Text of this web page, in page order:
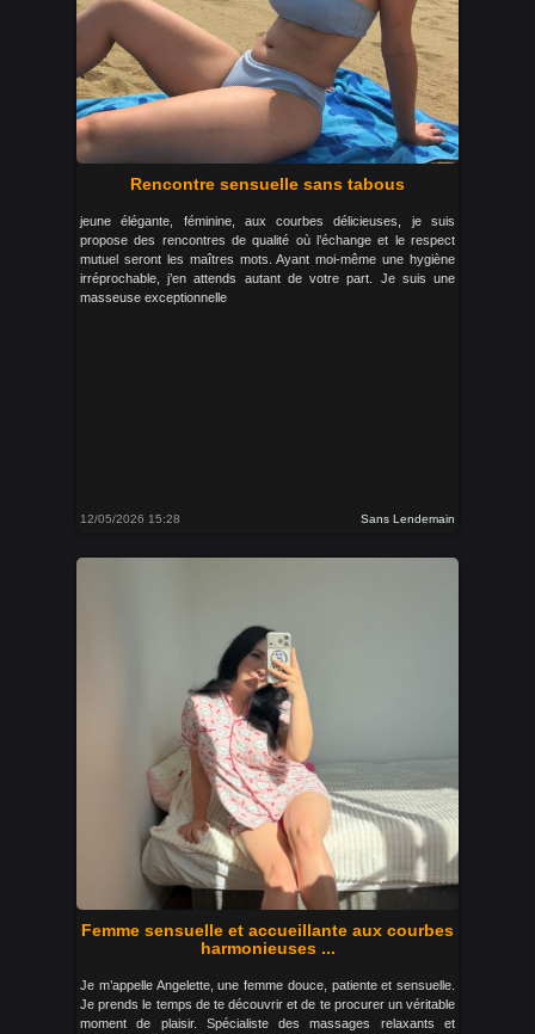
Rencontre sensuelle sans tabous
jeune élégante, féminine, aux courbes délicieuses, je suis
propose des rencontres de qualité où l’échange et le respect
mutuel seront les maîtres mots. Ayant moi-même une hygiène
irréprochable, j’en attends autant de votre part. Je suis une
masseuse exceptionnelle
12/05/2026 15:28 Sans Lendemain
Femme sensuelle et accueillante aux courbes
harmonieuses ...
Je m’appelle Angelette, une femme douce, patiente et sensuelle.
Je prends le temps de te découvrir et de te procurer un véritable
moment de plaisir. Spécialiste des massages relaxants et